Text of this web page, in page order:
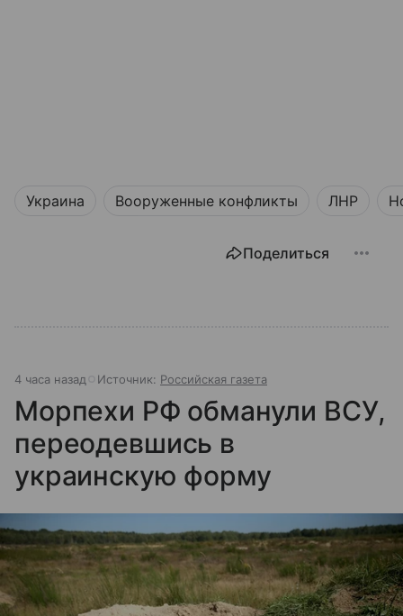
Украина Вооруженные конфликты ЛНР
Поделиться
4 часа назад Источник: Российская газета
Морпехи РФ обманули ВСУ,
переодевшись в
украинскую форму